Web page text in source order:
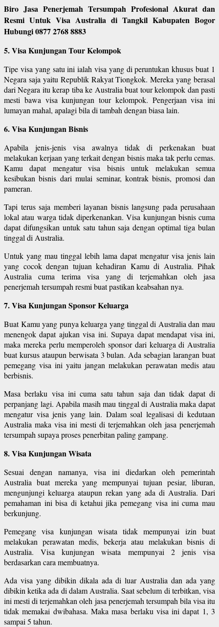
Biro Jasa Penerjemah Tersumpah Profesional Akurat dan
Resmi Untuk Visa Australia di Tangkil Kabupaten Bogor
Hubungi 0877 2768 8883
5. Visa Kunjungan Tour Kelompok
Tipe visa yang satu ini ialah visa yang di peruntukan khusus buat 1
Negara saja yaitu Republik Rakyat Tiongkok. Mereka yang berasal
dari Negara itu kerap tiba ke Australia buat tour kelompok dan pasti
mesti bawa visa kunjungan tour kelompok. Pengerjaan visa ini
lumayan mahal, apalagi bila di tambah dengan biasa lain.
6. Visa Kunjungan Bisnis
Apabila jenis-jenis visa awalnya tidak di perkenakan buat
melakukan kerjaan yang terkait dengan bisnis maka tak perlu cemas.
Kamu dapat mengatur visa bisnis untuk melakukan semua
kesibukan bisnis dari mulai seminar, kontrak bisnis, promosi dan
pameran.
Tapi terus saja memberi layanan bisnis langsung pada perusahaan
lokal atau warga tidak diperkenankan. Visa kunjungan bisnis cuma
dapat difungsikan untuk satu tahun saja dengan optimal tiga bulan
tinggal di Australia.
Untuk yang mau tinggal lebih lama dapat mengatur visa jenis lain
yang cocok dengan tujuan kehadiran Kamu di Australia. Pihak
Australia cuma terima visa yang di terjemahkan oleh jasa
penerjemah tersumpah resmi buat pastikan keabsahan nya.
7. Visa Kunjungan Sponsor Keluarga
Buat Kamu yang punya keluarga yang tinggal di Australia dan mau
menengok dapat ajukan visa ini. Supaya dapat mendapat visa ini,
maka mereka perlu memperoleh sponsor dari keluarga di Australia
buat kursus ataupun berwisata 3 bulan. Ada sebagian larangan buat
pemegang visa ini yaitu jangan melakukan perawatan medis atau
berbisnis.
Masa berlaku visa ini cuma satu tahun saja dan tidak dapat di
perpanjang lagi. Apabila masih mau tinggal di Australia maka dapat
mengatur visa jenis yang lain. Dalam soal legalisasi di kedutaan
Australia maka visa ini mesti di terjemahkan oleh jasa penerjemah
tersumpah supaya proses penerbitan paling gampang.
8. Visa Kunjungan Wisata
Sesuai dengan namanya, visa ini diedarkan oleh pemerintah
Australia buat mereka yang mempunyai tujuan pesiar, liburan,
mengunjungi keluarga ataupun rekan yang ada di Australia. Dari
pemahaman ini bisa di ketahui jika pemegang visa ini cuma mau
berkunjung.
Pemegang visa kunjungan wisata tidak mempunyai izin buat
melakukan perawatan medis, bekerja atau melakukan bisnis di
Australia. Visa kunjungan wisata mempunyai 2 jenis visa
berdasarkan cara membuatnya.
Ada visa yang dibikin dikala ada di luar Australia dan ada yang
dibikin ketika ada di dalam Australia. Saat sebelum di terbitkan, visa
ini mesti di terjemahkan oleh jasa penerjemah tersumpah bila visa itu
tidak memakai dwibahasa. Maka masa berlaku visa ini dapat 1, 3
sampai 5 tahun.